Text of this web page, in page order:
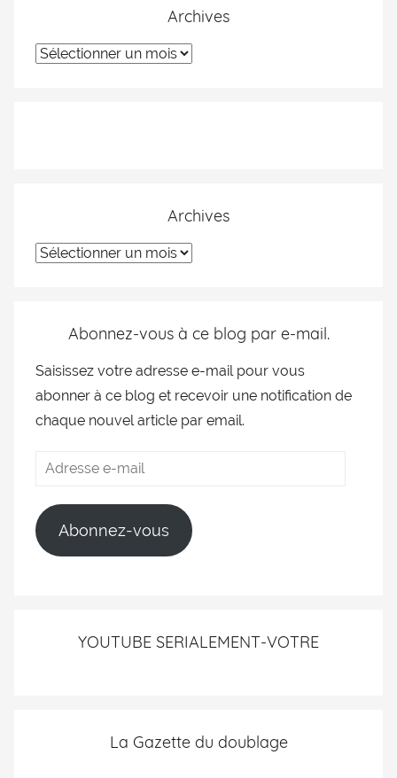
Archives
Archives
Abonnez-vous à ce blog par e-mail.
Saisissez votre adresse e-mail pour vous
abonner à ce blog et recevoir une notification de
chaque nouvel article par email.
Abonnez-vous
YOUTUBE SERIALEMENT-VOTRE
La Gazette du doublage